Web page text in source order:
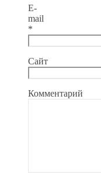
E-
mail
*
Сайт
Комментарий